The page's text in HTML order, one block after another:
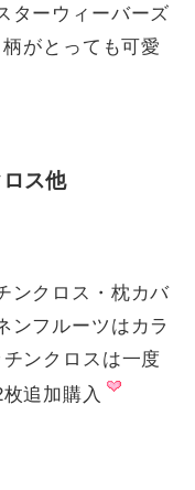
ターウィーバーズ
がとっても可愛
ス他
ンクロス・枕カバ
フルーツはカラ
ンクロスは一度
追加購入